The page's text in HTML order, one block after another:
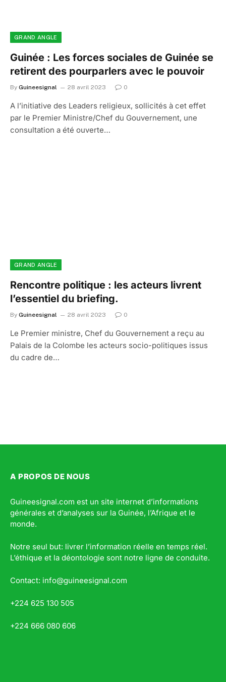
GRAND ANGLE
Guinée : Les forces sociales de Guinée se
retirent des pourparlers avec le pouvoir
By Guineesignal 28 avril 2023 0
A l’initiative des Leaders religieux, sollicités à cet effet
par le Premier Ministre/Chef du Gouvernement, une
consultation a été ouverte…
GRAND ANGLE
Rencontre politique : les acteurs livrent
l’essentiel du briefing.
By Guineesignal 28 avril 2023 0
Le Premier ministre, Chef du Gouvernement a reçu au
Palais de la Colombe les acteurs socio-politiques issus
du cadre de…
A PROPOS DE NOUS
Guineesignal.com est un site internet d’informations
générales et d’analyses sur la Guinée, l’Afrique et le
monde.
Notre seul but: livrer l’information réelle en temps réel.
L’éthique et la déontologie sont notre ligne de conduite.
Contact: info@guineesignal.com
+224 625 130 505
+224 666 080 606